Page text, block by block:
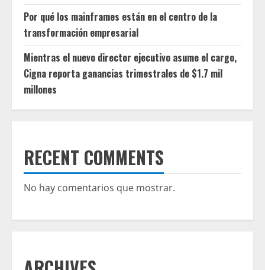
Por qué los mainframes están en el centro de la
transformación empresarial
Mientras el nuevo director ejecutivo asume el cargo,
Cigna reporta ganancias trimestrales de $1.7 mil
millones
RECENT COMMENTS
No hay comentarios que mostrar.